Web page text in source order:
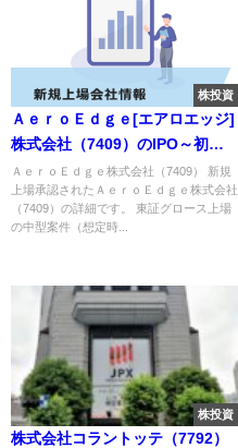
株投資
ＡｅｒｏＥｄｇｅ[エアロエッジ]
株式会社（7409）のIPO～初値
予想と新規上場情報～
ＡｅｒｏＥｄｇｅ株式会社（7409） 新規
上場承認されたＡｅｒｏＥｄｇｅ株式会社
（7409）の詳細です。 東証グロース上場
の中型案件（想定時...
株投資
株式会社コラントッテ（7792）